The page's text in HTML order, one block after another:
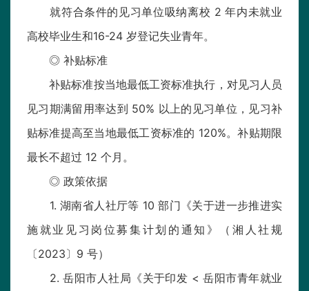
就符合条件的见习单位吸纳离校 2 年内未就业
高校毕业生和16-24 岁登记失业青年。
◎ 补贴标准
补贴标准按当地最低工资标准执行，对见习人员
见习期满留用率达到 50% 以上的见习单位，见习补
贴标准提高至当地最低工资标准的 120%。补贴期限
最长不超过 12 个月。
◎ 政策依据
1. 湖南省人社厅等 10 部门《关于进一步推进实
施就业见习岗位募集计划的通知》（湘人社规
〔2023〕9 号）
2. 岳阳市人社局《关于印发 < 岳阳市青年就业